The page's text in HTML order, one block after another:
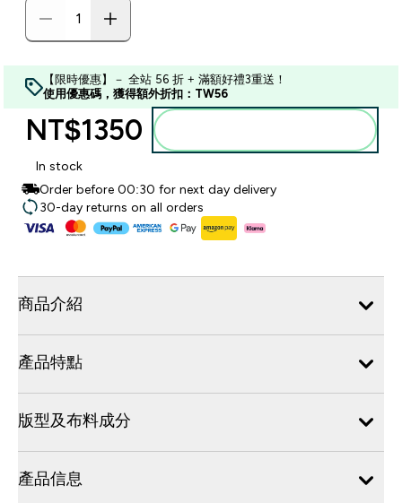
【限時優惠】－ 全站 56 折 + 滿額好禮3重送！
使用優惠碼，獲得額外折扣：TW56
NT$1350‎
In stock
Order before 00:30 for next day delivery
30-day returns on all orders
商品介紹
產品特點
版型及布料成分
產品信息